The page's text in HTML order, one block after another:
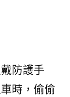
防護手
時，偷偷